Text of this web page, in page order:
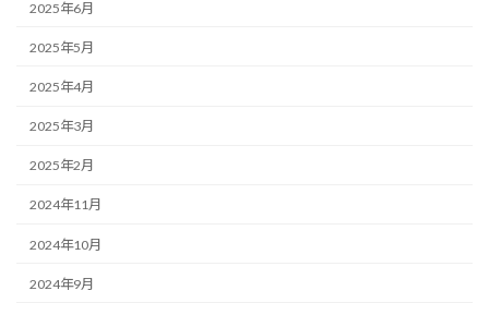
2025年6月
2025年5月
2025年4月
2025年3月
2025年2月
2024年11月
2024年10月
2024年9月